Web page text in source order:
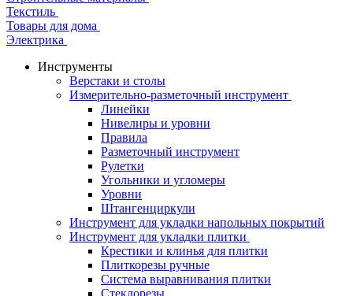
Текстиль
Товары для дома
Электрика
Инструменты
Верстаки и столы
Измерительно-разметочный инструмент
Линейки
Нивелиры и уровни
Правила
Разметочный инструмент
Рулетки
Угольники и угломеры
Уровни
Штангенциркули
Инструмент для укладки напольных покрытий
Инструмент для укладки плитки
Крестики и клинья для плитки
Плиткорезы ручные
Система выравнивания плитки
Стеклорезы